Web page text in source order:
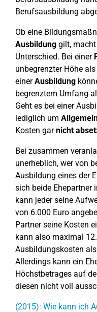
Berufsausbildung
Ob eine
Ausbildung gilt,
Unterschied. Bei einer
unbegrenzter Höhe als
einerAusbildung
begrenztem Umfang
Geht es bei einer
lediglich um
Kosten garnicht
Bei zusammen
unerheblich, wer von
Ausbildung eines der
sich beide Ehepartner
kann jeder seine
von 6.000 Euro
Partner seine Kosten
kann also maximal
Ausbildungskosten
Allerdings kann ein
Höchstbetrages auf
diesen nicht voll
(2015): Wie kann ich